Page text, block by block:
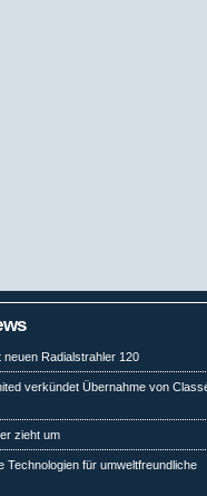
neuen Radialstrahler 120
verkündet Übernahme von
zieht um
Technologien für umweltfreundliche